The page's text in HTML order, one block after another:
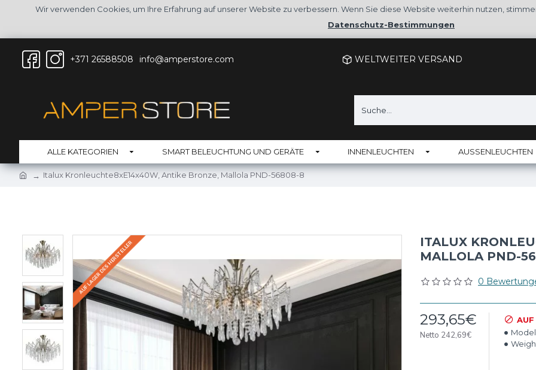
Wir verwenden Cookies, um Ihre Erfahrung auf unserer Website zu verbessern. Wenn Sie diese Website weiterhin nutzen,
Datenschutz-Bestimmungen
+371 26588508 info@amperstore.com WELTWEITER VERSAND
ALLE KATEGORIEN SMART BELEUCHTUNG UND GERÄTE INNENLEUCHTEN AUSSENLEUCHTEN
Italux Kronleuchte8xE14x40W, Antike Bronze, Mallola PND-56808-8
AUF LAGER DES HERSTELLER
ITALUX
MALLOLA PND-
0
293,65€
Netto 242,69€
AUF